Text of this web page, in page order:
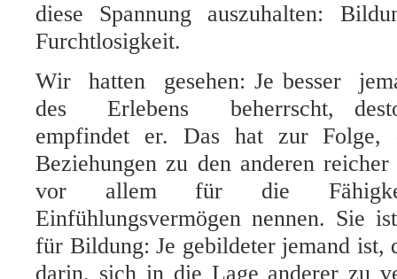
diese Spannung auszuhalten:
Furchtlosigkeit.
Wir hatten gesehen: Je besser
des Erlebens beherrscht,
empfindet er. Das hat zur Folge,
Beziehungen zu den anderen
vor allem für die
Einfühlungsvermögen nennen. Sie
für Bildung: Je gebildeter jemand ist,
darin, sich in die Lage anderer zu